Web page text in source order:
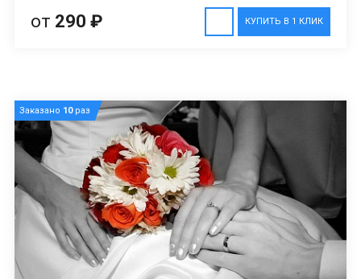
КУПИТЬ В 1 КЛИК
от 290 ₽
Заказано 10раз